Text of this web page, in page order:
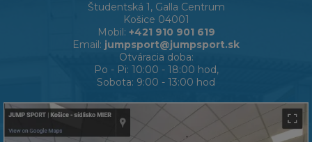
Študentská 1, Galla Centrum
Košice 04001
Mobil: +421 910 901 619
Email: jumpsport@jumpsport.sk
Otváracia doba:
Po - Pi: 10:00 - 18:00 hod,
Sobota: 9:00 - 13:00 hod